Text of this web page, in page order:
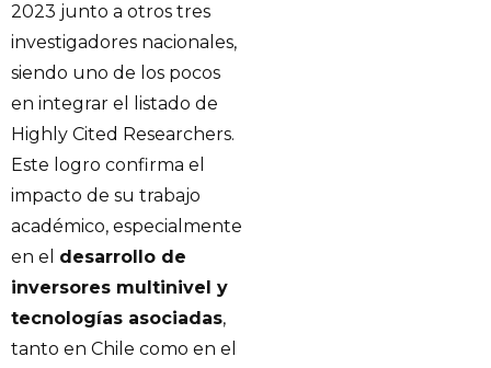
2023 junto a otros tres
investigadores nacionales,
siendo uno de los pocos
en integrar el listado de
Highly Cited Researchers.
Este logro confirma el
impacto de su trabajo
académico, especialmente
en el desarrollo de
inversores multinivel y
tecnologías asociadas,
tanto en Chile como en el